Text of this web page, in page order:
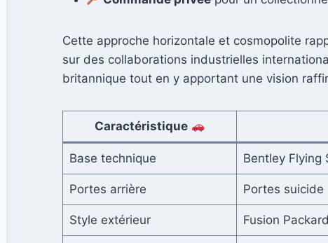
Cette approche horizontale et cosmopolite
sur des collaborations industrielles
britannique tout en y apportant une vision
Caractéristique
Base technique Bentley Flying
Portes arrière Portes suicide
Style extérieur Fusion